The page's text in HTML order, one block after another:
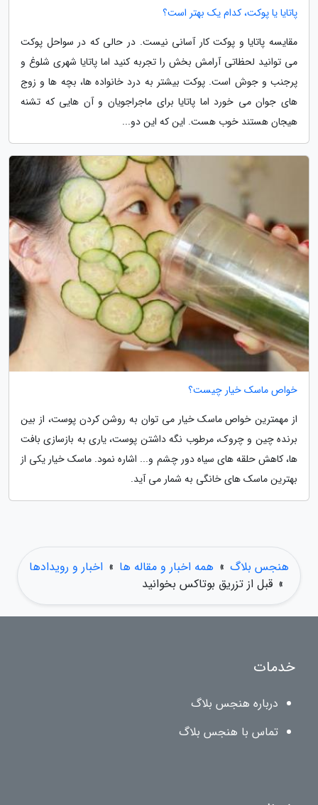
پاتایا یا پوکت، کدام یک بهتر است؟
مقایسه پاتایا و پوکت کار آسانی نیست. در حالی که در سواحل پوکت
می توانید لحظاتی آرامش بخش را تجربه کنید اما پاتایا شهری شلوغ و
پرجنب و جوش است. پوکت بیشتر به درد خانواده ها، بچه ها و زوج
های جوان می خورد اما پاتایا برای ماجراجویان و آن هایی که تشنه
هیجان هستند خوب هست. این که این دو...
خواص ماسک خیار چیست؟
از مهمترین خواص ماسک خیار می توان به روشن کردن پوست، از بین
برنده چین و چروک، مرطوب نگه داشتن پوست، یاری به بازسازی بافت
ها، کاهش حلقه های سیاه دور چشم و... اشاره نمود. ماسک خیار یکی از
بهترین ماسک های خانگی به شمار می آید.
هنجس بلاگ » همه اخبار و مقاله ها » اخبار و رویدادها
» قبل از تزریق بوتاکس بخوانید
خدمات
درباره هنجس بلاگ
تماس با هنجس بلاگ